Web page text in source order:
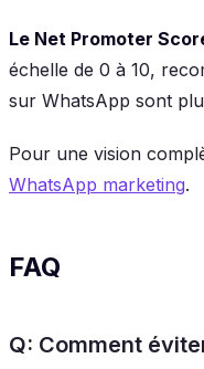
Le Net Promoter
échelle de 0 à 10,
sur WhatsApp sont
Pour une vision
WhatsApp marketing.
FAQ
Q: Comment